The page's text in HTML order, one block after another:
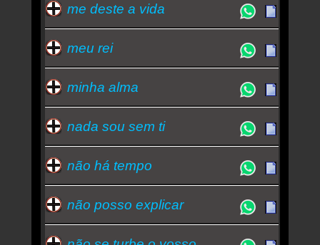
me deste a vida
meu rei
minha alma
nada sou sem ti
não há tempo
não posso explicar